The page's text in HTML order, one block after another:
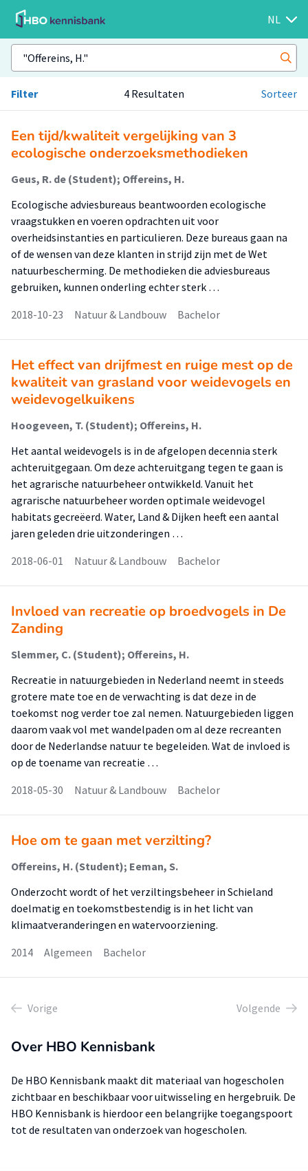
NL
Filter 4 Resultaten Sorteer
Een tijd/kwaliteit vergelijking van 3
ecologische onderzoeksmethodieken
Geus, R. de (Student); Offereins, H.
Ecologische adviesbureaus beantwoorden ecologische
vraagstukken en voeren opdrachten uit voor
overheidsinstanties en particulieren. Deze bureaus gaan na
of de wensen van deze klanten in strijd zijn met de Wet
natuurbescherming. De methodieken die adviesbureaus
gebruiken, kunnen onderling echter sterk …
2018-10-23
Natuur & Landbouw Bachelor
Het effect van drijfmest en ruige mest op de
kwaliteit van grasland voor weidevogels en
weidevogelkuikens
Hoogeveen, T. (Student); Offereins, H.
Het aantal weidevogels is in de afgelopen decennia sterk
achteruitgegaan. Om deze achteruitgang tegen te gaan is
het agrarische natuurbeheer ontwikkeld. Vanuit het
agrarische natuurbeheer worden optimale weidevogel
habitats gecreëerd. Water, Land & Dijken heeft een aantal
jaren geleden drie uitzonderingen …
2018-06-01
Natuur & Landbouw Bachelor
Invloed van recreatie op broedvogels in De
Zanding
Slemmer, C. (Student); Offereins, H.
Recreatie in natuurgebieden in Nederland neemt in steeds
grotere mate toe en de verwachting is dat deze in de
toekomst nog verder toe zal nemen. Natuurgebieden liggen
daarom vaak vol met wandelpaden om al deze recreanten
door de Nederlandse natuur te begeleiden. Wat de invloed is
op de toename van recreatie …
2018-05-30
Natuur & Landbouw Bachelor
Hoe om te gaan met verzilting?
Offereins, H. (Student); Eeman, S.
Onderzocht wordt of het verziltingsbeheer in Schieland
doelmatig en toekomstbestendig is in het licht van
klimaatveranderingen en watervoorziening.
2014
Algemeen Bachelor
Vorige Volgende
Over HBO Kennisbank
De HBO Kennisbank maakt dit materiaal van hogescholen
zichtbaar en beschikbaar voor uitwisseling en hergebruik. De
HBO Kennisbank is hierdoor een belangrijke toegangspoort
tot de resultaten van onderzoek van hogescholen.